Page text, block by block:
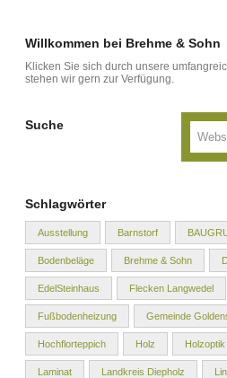
Willkommen bei Brehme & Sohn
Klicken Sie sich durch unsere
stehen wir gern zur Verfügung.
Suche
Schlagwörter
Ausstellung Barnstorf
Bodenbeläge Brehme & Sohn
EdelSteinhaus Flecken Langwedel
Fußbodenheizung Gemeinde
Hochflorteppich Holz Holzoptik
Laminat Landkreis Diepholz